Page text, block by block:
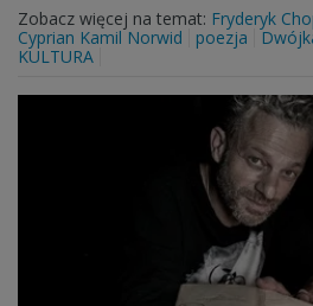
Zobacz więcej na temat: Fryderyk
Cyprian Kamil Norwid
poezja
KULTURA